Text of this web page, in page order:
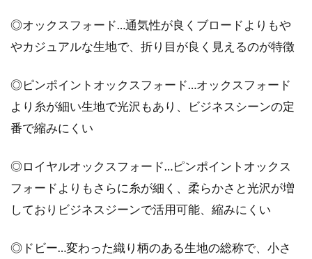
装のお洒落が劇的に変化！
番化してきたス...
気の高級ブランドはどれ？
◎オックスフォード…通気性が良くブロードよりもや
やカジュアルな生地で、折り目が良く見えるのが特徴
◎ピンポイントオックスフォード…オックスフォード
より糸が細い生地で光沢もあり、ビジネスシーンの定
番で縮みにくい
◎ロイヤルオックスフォード…ピンポイントオックス
フォードよりもさらに糸が細く、柔らかさと光沢が増
しておりビジネスジーンで活用可能、縮みにくい
◎ドビー…変わった織り柄のある生地の総称で、小さ